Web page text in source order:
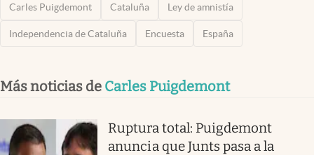
Carles Puigdemont Cataluña Ley de amnistía
Independencia de Cataluña Encuesta España
Más noticias de Carles Puigdemont
Ruptura total: Puigdemont
anuncia que Junts pasa a la